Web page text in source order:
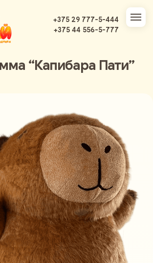
+375 29 777-5-444
+375 44 556-5-777
“Капибара Пати”